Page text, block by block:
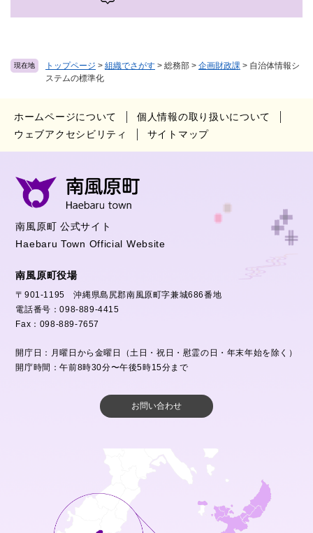
現在地 トップページ > 組織でさがす > 総務部 > 企画財政課 > 自治体情報シ
ステムの標準化
ホームページについて
個人情報の取り扱いについて
ウェブアクセシビリティ
サイトマップ
南風原町 公式サイト
Haebaru Town Official Website
南風原町役場
〒901-1195 沖縄県島尻郡南風原町字兼城686番地
電話番号：098-889-4415
Fax：098-889-7657
開庁日：月曜日から金曜日（土日・祝日・慰霊の日・年末年始を除く）
開庁時間：午前8時30分〜午後5時15分まで
お問い合わせ